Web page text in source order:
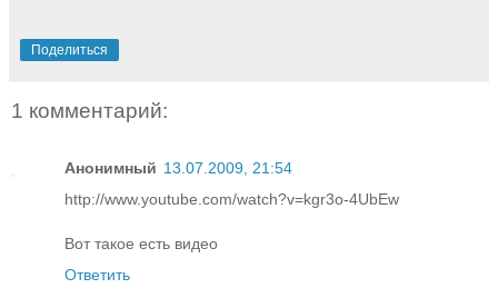
Поделиться
1 комментарий:
Анонимный 13.07.2009, 21:54
http://www.youtube.com/watch?v=kgr3o-4UbEw
Вот такое есть видео
Ответить